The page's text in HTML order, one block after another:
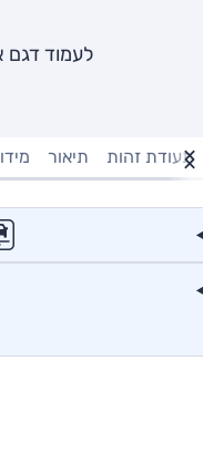
לעמוד דגם
תעודת זהות תיאור